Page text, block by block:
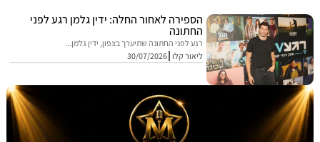
הספירה לאחור החלה: ידין גלמן רגע לפני
החתונה
רגע לפני החתונה שתיערך בצפון, ידין גלמן...
ליאור קלו 30/07/2026